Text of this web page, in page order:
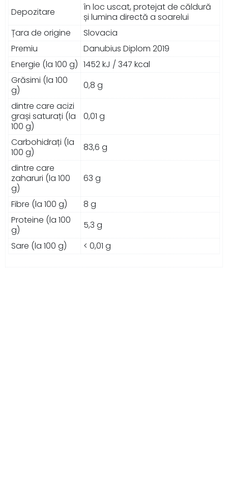
Depozitare
în loc uscat, protejat de căldură
și lumina directă a soarelui
Țara de origine
Slovacia
Premiu
Danubius Diplom 2019
Energie (la 100 g) 1452 kJ / 347 kcal
Grăsimi (la 100
g)
0,8 g
dintre care acizi
grași saturați (la
100 g)
0,01 g
Carbohidrați (la
100 g)
83,6 g
dintre care
zaharuri (la 100
g)
63 g
Fibre (la 100 g)
8 g
Proteine (la 100
g)
5,3 g
Sare (la 100 g)
< 0,01 g